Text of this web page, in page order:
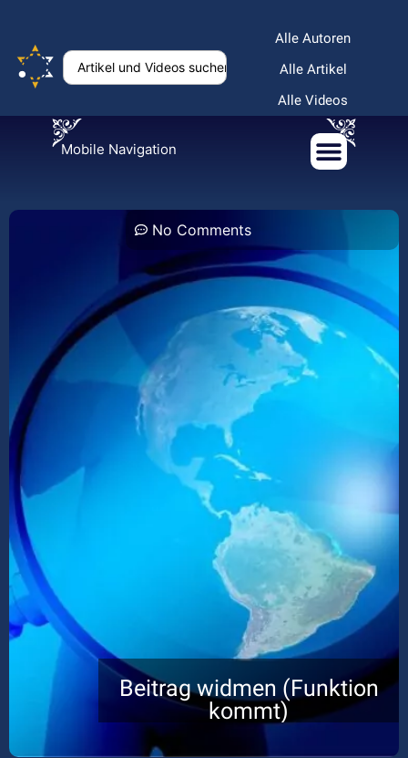
Alle Autoren
Alle Artikel
Alle Videos
Mobile Navigation
No Comments
Beitrag widmen (Funktion
kommt)